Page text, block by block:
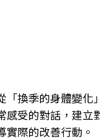
「換季的身體變化
感受的對話，建立
際的改善行動。